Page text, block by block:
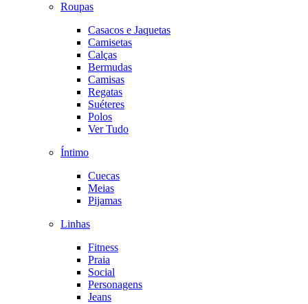
Roupas
Casacos e Jaquetas
Camisetas
Calças
Bermudas
Camisas
Regatas
Suéteres
Polos
Ver Tudo
Íntimo
Cuecas
Meias
Pijamas
Linhas
Fitness
Praia
Social
Personagens
Jeans